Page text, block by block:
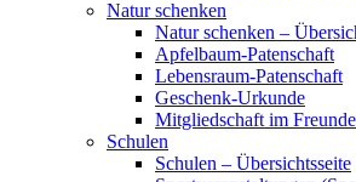
Natur schenken
Natur schenken –
Apfelbaum-Patenschaft
Lebensraum-Patenschaft
Geschenk-Urkunde
Mitgliedschaft im
Schulen
Schulen – Übersichtsseite